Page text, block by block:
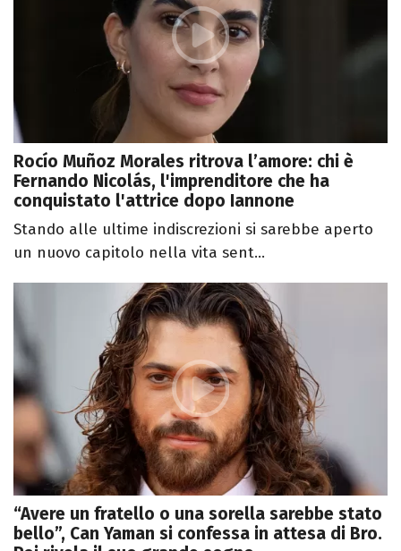
Rocío Muñoz Morales ritrova l’amore: chi è
Fernando Nicolás, l'imprenditore che ha
conquistato l'attrice dopo Iannone
Stando alle ultime indiscrezioni si sarebbe aperto
un nuovo capitolo nella vita sent...
“Avere un fratello o una sorella sarebbe stato
bello”, Can Yaman si confessa in attesa di Bro.